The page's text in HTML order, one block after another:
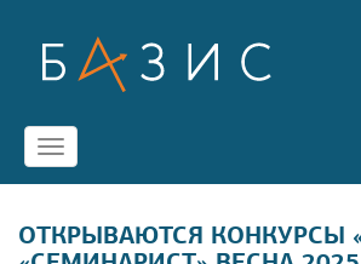
Toggle
navigation
ОТКРЫВАЮТСЯ КОНКУРСЫ